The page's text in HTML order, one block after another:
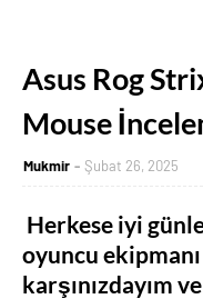
Asus Rog
Mouse
Mukmir Şubat 26, 2025
Herkese iyi
oyuncu
karşınızdayım